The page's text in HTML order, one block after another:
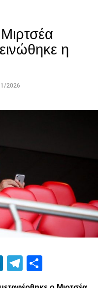
η
2026
LinkedInTelegram